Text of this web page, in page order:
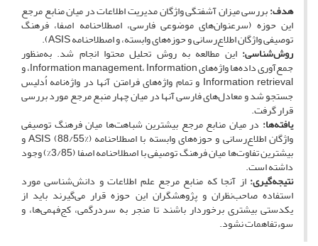
هدف:بررسی میزان آشفتگی واژگان مدیریت اطلاعات در میان منابع مرجع
این حوزه (سرعنوان‌های موضوعی فارسی، اصطلاحنامه اصفا، فرهنگ
توصیفی واژگان اطلاع‌رسانی و حوزه‌های وابسته، و اصطلاحنامه ASIS).
روش‌شناسی:این مطالعه به روش تحلیل محتوا انجام شد. به‌منظور
جمع‌آوری داده‌ها واژه‌های Information management، Information، و
Information retrieval و تمام واژه‌های فرامتن آنها در واژه‌نامه اُدلیس
جستجو شد و معادل‌های فارسی آنها در میان چهار منبع مرجع مورد بررسی
قرار گرفت.
یافته‌ها: در میان منابع مرجع بیشترین شباهت‌ها میان فرهنگ توصیفی
واژگان اطلاع‌رسانی و حوزه‌های وابسته با اصطلاحنامه ASIS (88/55%) و
بیشترین تفاوت‌ها میان فرهنگ توصیفی با اصطلاحنامه اصفا (3/85%) وجود
داشته است.
نتیجه‌گیری: از آنجا که منابع مرجع علم اطلاعات و دانش‌شناسی مورد
استفاده صاحب‌نظران و پژوهشگران این حوزه قرار می‌گیرند باید از
یکدستی بیشتری برخوردار باشند تا منجر به سردرگمی، کج‌فهمی‌ها، و
سوء‌‌تفاهمات نشود.